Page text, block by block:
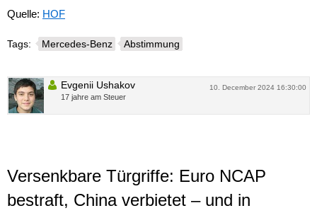
Quelle: HOF
Tags: Mercedes-Benz Abstimmung
10. December 2024 16:30:00
Evgenii Ushakov
17 jahre am Steuer
Versenkbare Türgriffe: Euro NCAP
bestraft, China verbietet – und in